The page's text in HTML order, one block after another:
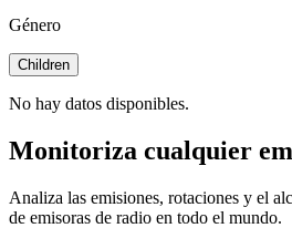
Género
Children
No hay datos disponibles.
Monitoriza cualquier
Analiza las emisiones, rotaciones y el
de emisoras de radio en todo el mundo.